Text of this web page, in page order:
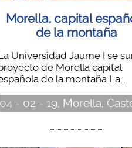
Morella, capital
de la montaña
Universidad Jaume I se
de Morella capital
de la montaña La...
04 - 02 - 19, Morella,